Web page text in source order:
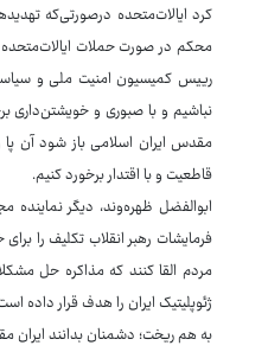
کرد ایالات‌متحده درصورتی‌که
محکم در صورت حملات ایالات‌متحده
رییس کمیسیون امنیت ملی و
نباشیم و با صبوری و خویشتن‌داری
مقدس ایران اسلامی باز شود آن
قاطعیت و با اقتدار برخورد کنیم.
ابوالفضل ظهره‌وند، دیگر
فرمایشات رهبر انقلاب تکلیف را
مردم القا کنند که مذاکره حل
ژئوپلیتیک ایران را هدف قرار داده است و فرجامی بدتر از لیبی برای
به هم ریخت؛ دشمنان بدانند ایران